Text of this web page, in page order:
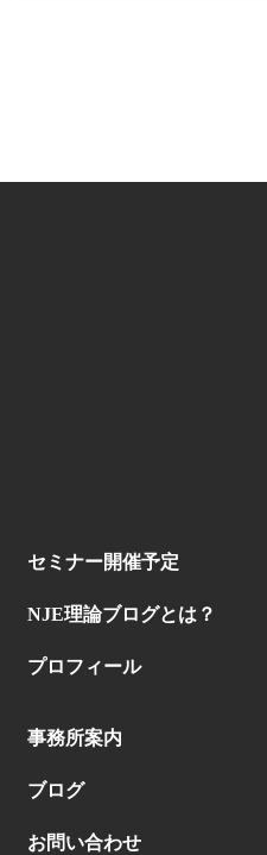
セミナー開催予定
NJE理論ブログとは？
プロフィール
事務所案内
ブログ
お問い合わせ